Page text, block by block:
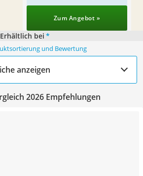
Zum Angebot »
Erhältlich bei *
und Bewertung
anzeigen
2026 Empfehlungen